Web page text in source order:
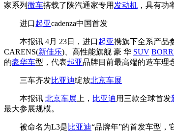
家系列 微车搭载了陕汽通家专用 发动机 ，具有功
进口起亚cadenza中国首发
本报讯 4月 23日，进口起亚携旗下全系产品
CARENS(新佳乐)、高性能旗舰 豪 华 SUV
的豪华车型，代表起亚品牌目前最高端的造车理
三车齐发比亚迪绽放北京车展
本报讯 北京车展 上， 比亚迪 用三款全球首发
最大参展规模。
被命名为L3是比亚迪“品牌年”的首发车型，